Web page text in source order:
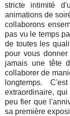
stricte intimité
animations de
collaborons
pas vu le temps
de toutes les
pour vous
jamais une tête
collaborer de
longtemps.
extraordinaire,
peu fier que
sa première